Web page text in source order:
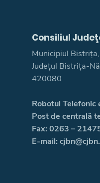
Consiliul
Municipiul
Județul Bistrița-
420080
Robotul Telefonic
Post de centrală
Fax: 0263 –
E-mail: